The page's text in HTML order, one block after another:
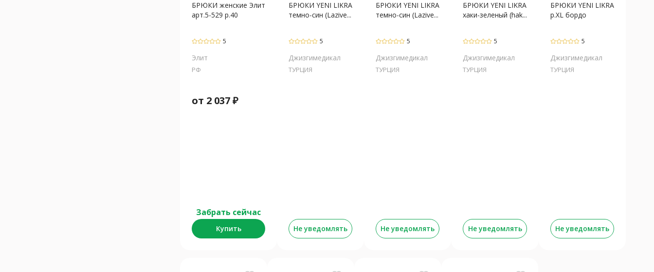
БРЮКИ женские Элит
арт.5-529 р.40
5
Элит
РФ
от 2 037₽
Забрать сейчас
Купить
БРЮКИ YENI LIKRA
темно-син (Lazive...
5
Джизгимедикал
ТУРЦИЯ
Не уведомлять
БРЮКИ YENI LIKRA
темно-син (Lazive...
5
Джизгимедикал
ТУРЦИЯ
Не уведомлять
БРЮКИ YENI LIKRA
хаки-зеленый (hak...
5
Джизгимедикал
ТУРЦИЯ
Не уведомлять
БРЮКИ YENI LIKRA
р.XL бордо
5
Джизгимедикал
ТУРЦИЯ
Не уведомлять